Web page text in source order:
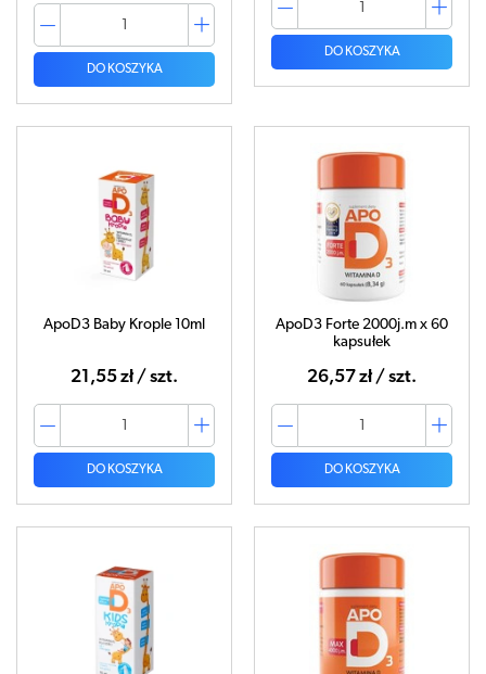
DO KOSZYKA
DO KOSZYKA
ApoD3 Baby Krople 10ml
21,55 zł / szt.
DO KOSZYKA
ApoD3 Forte 2000j.m x 60
kapsułek
26,57 zł / szt.
DO KOSZYKA